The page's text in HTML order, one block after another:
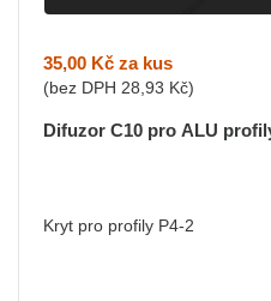
35,00 Kč za kus
(bez DPH 28,93 Kč)
Difuzor C10 pro ALU
Kryt pro profily P4-2